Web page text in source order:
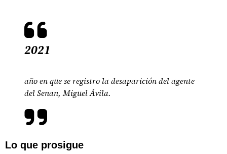
2021
año en que se registro la desaparición del agente
del Senan, Miguel Ávila.
Lo que prosigue